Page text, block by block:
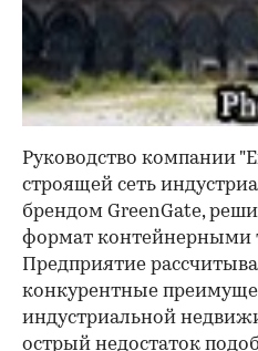
Руководство компании
строящей сеть
брендом GreenGate,
формат контейнерными
Предприятие
конкурентные
индустриальной
острый недостаток